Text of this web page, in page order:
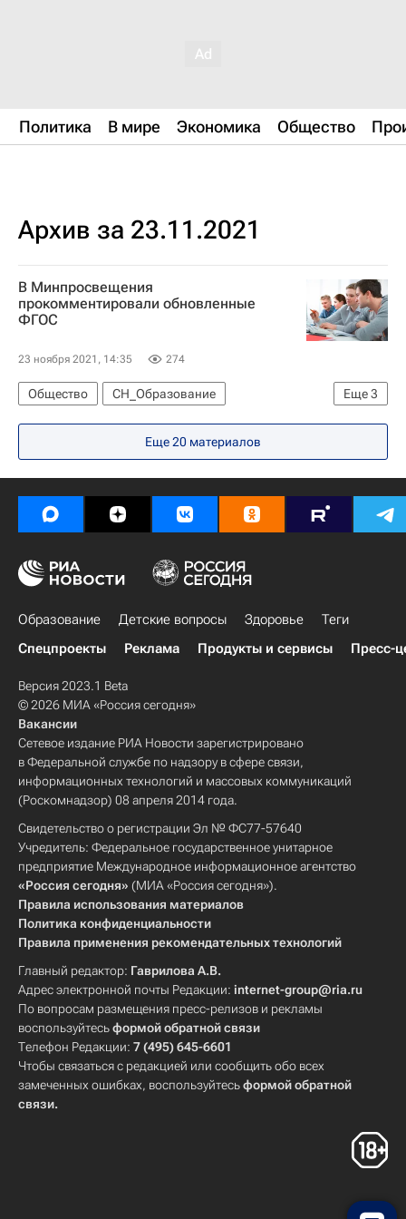
Политика В мире Экономика Общество
Архив за 23.11.2021
В Минпросвещения
прокомментировали обновленные
ФГОС
23 ноября 2021, 14:35 274
Еще3
Общество
СН_Образование
Социальный навигатор
математика
Еще 20 материалов
Образование Детские вопросы Здоровье
Теги
Спецпроекты
Реклама Продукты и сервисы Пресс-
Версия 2023.1 Beta
© 2026 МИА «Россия сегодня»
Вакансии
Сетевое издание РИА Новости зарегистрировано
в Федеральной службе по надзору в сфере связи,
информационных технологий и массовых коммуникаций
(Роскомнадзор) 08 апреля 2014 года.
Свидетельство о регистрации Эл № ФС77-57640
Учредитель: Федеральное государственное унитарное
предприятие Международное информационное агентство
«Россия сегодня» (МИА «Россия сегодня»).
Правила использования материалов
Политика конфиденциальности
Правила применения рекомендательных технологий
Главный редактор: Гаврилова А.В.
Адрес электронной почты Редакции: internet-group@ria.ru
По вопросам размещения пресс-релизов и рекламы
воспользуйтесьформой обратной связи
Телефон Редакции: 7 (495) 645-6601
Чтобы связаться с редакцией или сообщить обо всех
замеченных ошибках, воспользуйтесьформой обратной
связи.